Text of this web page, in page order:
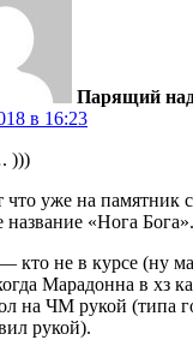
Парящий
в 16:23
)))
что уже на памятник
название «Нога
не в курсе (ну
Марадонна в хз
на ЧМ рукой (типа
рукой).